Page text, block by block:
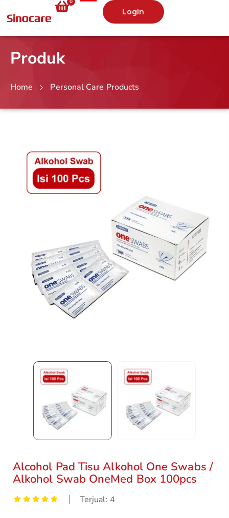
0
Login
Produk
Home Personal Care Products
Alcohol Pad Tisu Alkohol One Swabs /
Alkohol Swab OneMed Box 100pcs
Terjual: 4